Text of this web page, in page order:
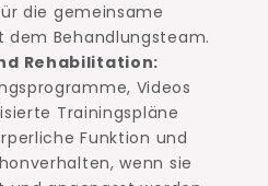
die gemeinsame
dem Behandlungsteam.
Rehabilitation:
Videos
Trainingspläne
Funktion und
wenn sie